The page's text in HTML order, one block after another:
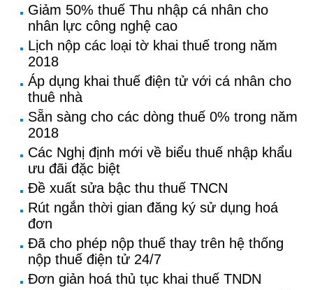
Giảm 50% thuế Thu nhập cá nhân cho
nhân lực công nghệ cao
Lịch nộp các loại tờ khai thuế trong năm
2018
Áp dụng khai thuế điện tử với cá nhân cho
thuê nhà
Sẵn sàng cho các dòng thuế 0% trong năm
2018
Các Nghị định mới về biểu thuế nhập khẩu
ưu đãi đặc biệt
Đề xuất sửa bậc thu thuế TNCN
Rút ngắn thời gian đăng ký sử dụng hoá
đơn
Đã cho phép nộp thuế thay trên hệ thống
nộp thuế điện tử 24/7
Đơn giản hoá thủ tục khai thuế TNDN